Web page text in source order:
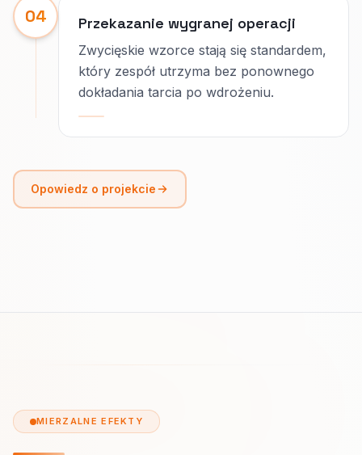
04 Przekazanie wygranej operacji
Zwycięskie wzorce stają się standardem,
który zespół utrzyma bez ponownego
dokładania tarcia po wdrożeniu.
Opowiedz o projekcie
MIERZALNE EFEKTY